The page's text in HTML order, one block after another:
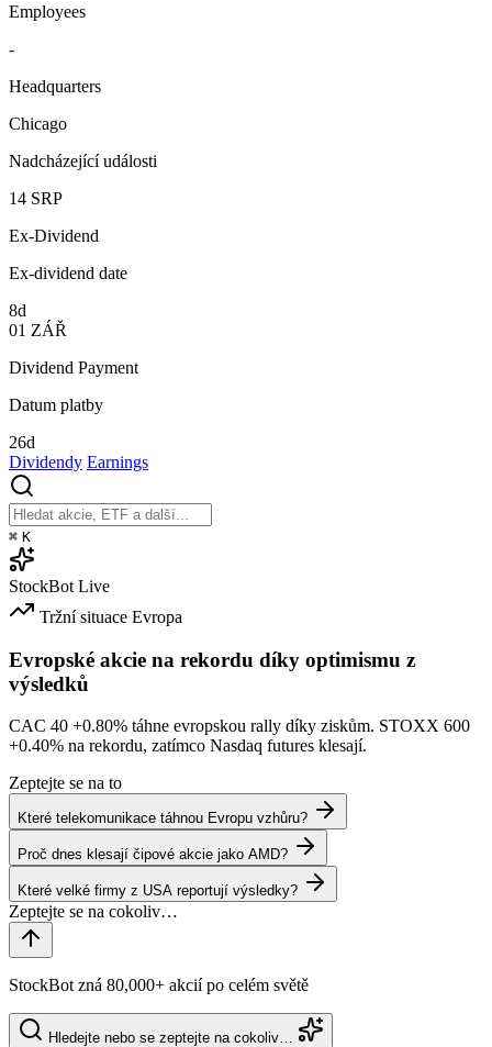
Employees
-
Headquarters
Chicago
Nadcházející události
14 SRP
Ex-Dividend
Ex-dividend date
8d
01 ZÁŘ
Dividend Payment
Datum platby
26d
Dividendy Earnings
⌘ K
StockBot Live
Tržní situace Evropa
Evropské akcie na rekordu díky optimismu z
výsledků
CAC 40 +0.80% táhne evropskou rally díky ziskům. STOXX 600
+0.40% na rekordu, zatímco Nasdaq futures klesají.
Zeptejte se na to
Které telekomunikace táhnou Evropu vzhůru?
Proč dnes klesají čipové akcie jako AMD?
Které velké firmy z USA reportují výsledky?
StockBot zná 80,000+ akcií po celém světě
Hledejte nebo se zeptejte na cokoliv…